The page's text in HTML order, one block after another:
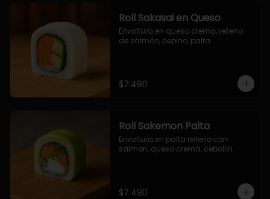
Roll Sakasai en Queso
Envoltura en queso crema, relleno
de salmón, pepino, palta.
$7.490
Roll Sakemon Palta
Envoltura en palta relleno con
salmon, queso crema, cebollin.
$7.490